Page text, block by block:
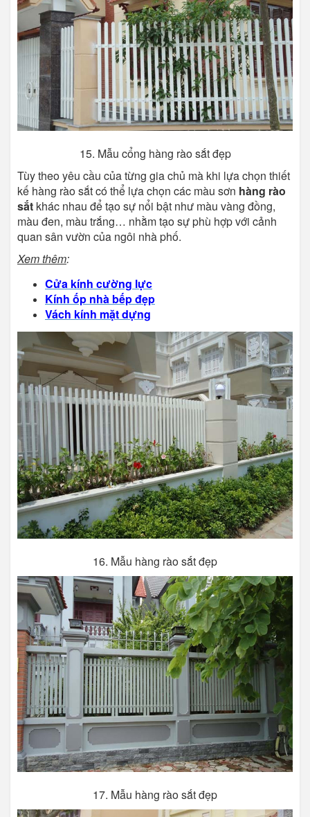
15. Mẫu cổng hàng rào sắt đẹp
Tùy theo yêu cầu của từng gia chủ mà khi lựa chọn thiết
kế hàng rào sắt có thể lựa chọn các màu sơn hàng rào
sắt khác nhau để tạo sự nổi bật như màu vàng đồng,
màu đen, màu trắng… nhằm tạo sự phù hợp với cảnh
quan sân vườn của ngôi nhà phố.
Xem thêm:
Cửa kính cường lực
Kính ốp nhà bếp đẹp
Vách kính mặt dựng
16. Mẫu hàng rào sắt đẹp
17. Mẫu hàng rào sắt đẹp